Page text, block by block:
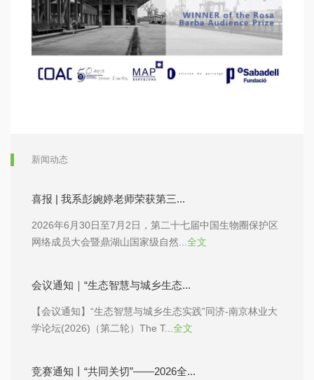
新闻动态
喜报 | 我系彭婉婷老师荣获第三...
2026年6月30日至7月2日，第二十七届中国生物圈保护区
网络成员大会暨鼎湖山国家级自然... 全文
会议通知｜“生态智慧与城乡生态...
【会议通知】“生态智慧与城乡生态实践”同济-南京林业大
学论坛(2026)（第二轮）The T... 全文
竞赛通知丨“共同关切”——2026全...